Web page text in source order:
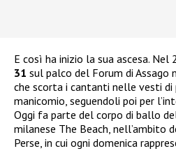
E così ha inizio la sua ascesa.
31 sul palco del Forum di Assago
che scorta i cantanti nelle vesti
manicomio, seguendoli poi per
Oggi fa parte del corpo di ballo
milanese The Beach, nell’ambito
Perse, in cui ogni domenica